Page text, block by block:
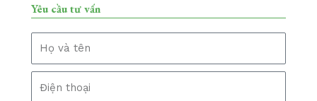
Yêu cầu tư vấn
a